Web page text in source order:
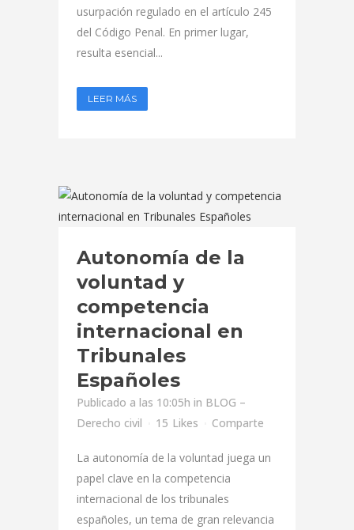
usurpación regulado en el artículo 245
del Código Penal. En primer lugar,
resulta esencial...
LEER MÁS
Autonomía de la
voluntad y
competencia
internacional en
Tribunales
Españoles
Publicado a las 10:05h in BLOG –
Derecho civil
15 Likes Comparte
La autonomía de la voluntad juega un
papel clave en la competencia
internacional de los tribunales
españoles, un tema de gran relevancia